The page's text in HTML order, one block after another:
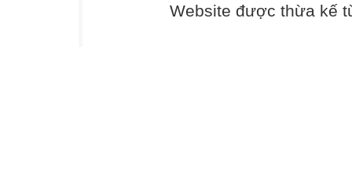
Website được thừa kế